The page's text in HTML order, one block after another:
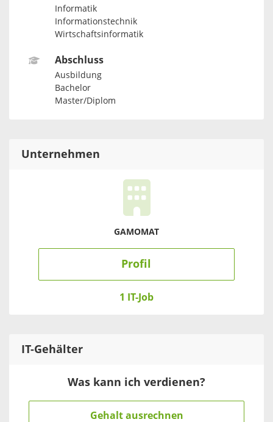
Informatik
Informationstechnik
Wirtschaftsinformatik
Abschluss
Ausbildung
Bachelor
Master/Diplom
Unternehmen
GAMOMAT
Profil
1 IT-Job
IT-Gehälter
Was kann ich verdienen?
Gehalt ausrechnen